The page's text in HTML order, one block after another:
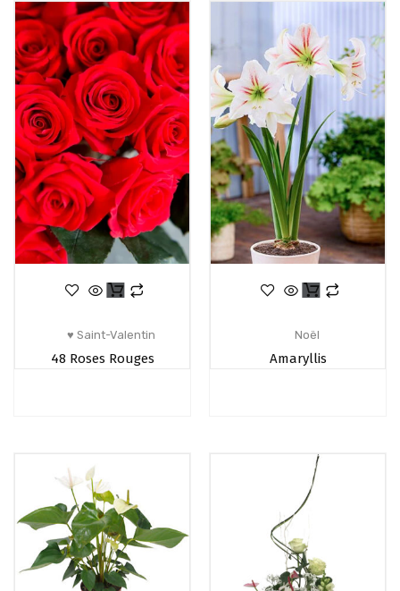
♥ Saint-Valentin
48 Roses Rouges
Noël
Amaryllis